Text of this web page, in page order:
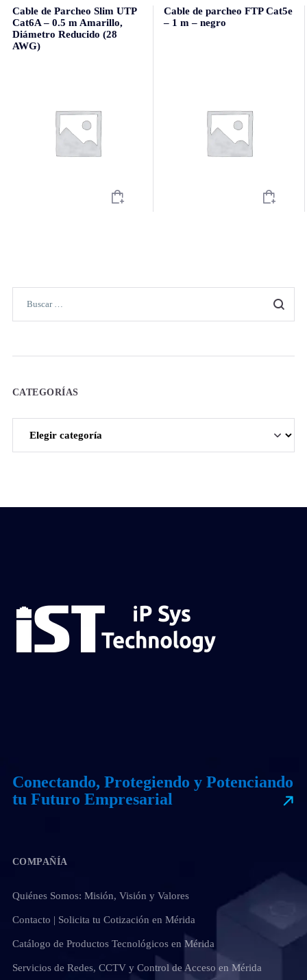
Cable de Parcheo Slim UTP
Cat6A – 0.5 m Amarillo,
Diámetro Reducido (28
AWG)
Cable de parcheo FTP Cat5e
– 1 m – negro
CATEGORÍAS
Conectando, Protegiendo y Potenciando
tu Futuro Empresarial
COMPAÑÍA
Quiénes Somos: Misión, Visión y Valores
Contacto | Solicita tu Cotización en Mérida
Catálogo de Productos Tecnológicos en Mérida
Servicios de Redes, CCTV y Control de Acceso en Mérida